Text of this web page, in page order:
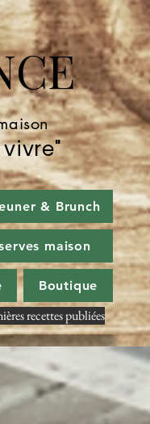
& Brunch
maison
Boutique
recettes publiées